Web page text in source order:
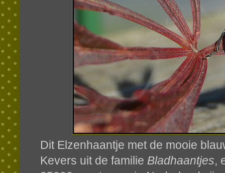
Dit Elzenhaantje met de mooie
Kevers uit de familie Bladhaantjes,